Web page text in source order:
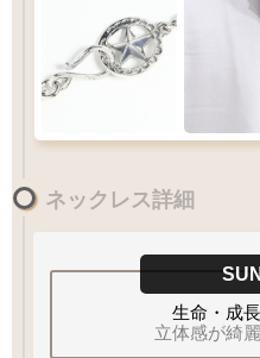
千年フェザー(L2
LL L
60× 12
Lサイズのフェザーにお
60 55 50
ネックレス詳細
SUN
生命・成
立体感が綺